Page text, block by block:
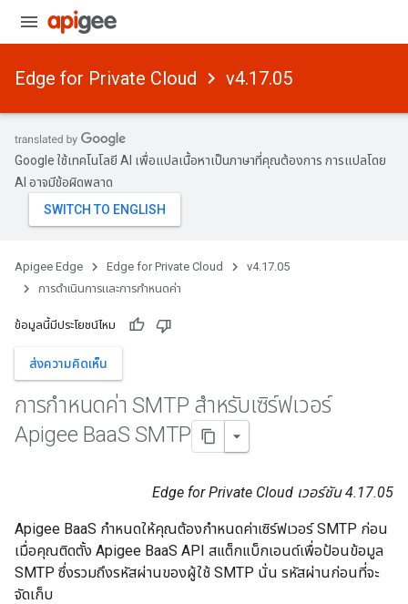
Edge for Private Cloud v4.17.05
Google ใช้เทคโนโลยี AI เพื่อแปลเนื้อหาเป็นภาษาที่คุณต้องการ การแปลโดย
AI อาจมีข้อผิดพลาด
Apigee Edge Edge for Private Cloud
v4.17.05
การดําเนินการและการกําหนดค่า
ข้อมูลนี้มีประโยชน์ไหม
ส่งความคิดเห็น
การกําหนดค่า SMTP สําหรับเซิร์ฟเวอร์
Apigee BaaS SMTP
Edge for Private Cloud เวอร์ชัน 4.17.05
Apigee BaaS กำหนดให้คุณต้องกำหนดค่าเซิร์ฟเวอร์ SMTP ก่อน
เมื่อคุณติดตั้ง Apigee BaaS API สแต็กแบ็กเอนด์เพื่อป้อนข้อมูล
SMTP ซึ่งรวมถึงรหัสผ่านของผู้ใช้ SMTP นั่น รหัสผ่านก่อนที่จะ
จัดเก็บ